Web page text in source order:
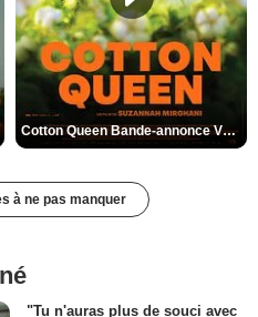
Cotton Queen Bande-annonce VO STFR
à ne pas manquer
"Tu n'auras plus de souci avec